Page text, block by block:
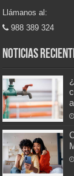
Llámanos al:
988 389 324
Noticias